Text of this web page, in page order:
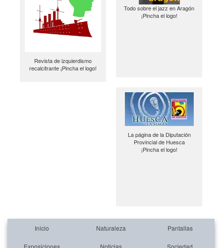
Revista de izquierdismo
recalcitrante ¡Pincha el logo!
Todo sobre el jazz en Aragón
¡Pincha el logo!
La página de la Diputación
Provincial de Huesca
¡Pincha el logo!
Inicio Naturaleza Pantallas
Exposiciones Noticias Sociedad